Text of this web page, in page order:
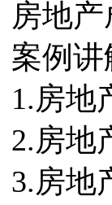
房地
案例讲
1.房地
2.房地
3.房地